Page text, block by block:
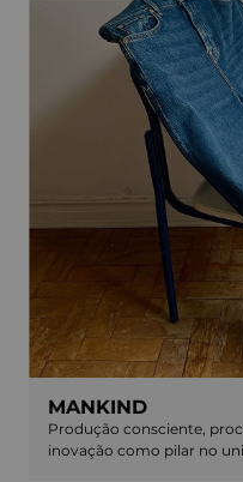
MANKIND
Produção consciente,
inovação como pilar no